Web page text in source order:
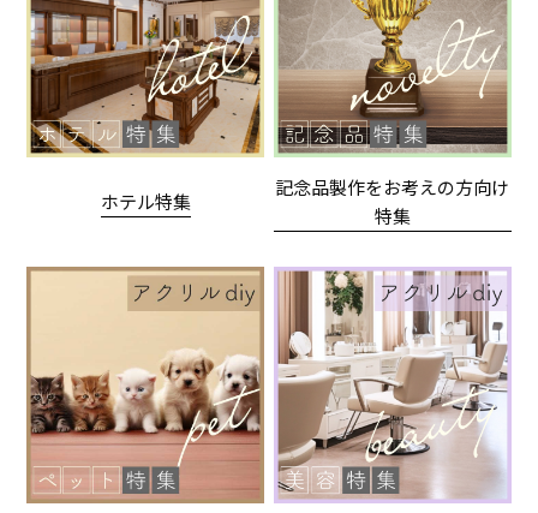
ホテル特集
記念品製作をお考えの方向け
特集